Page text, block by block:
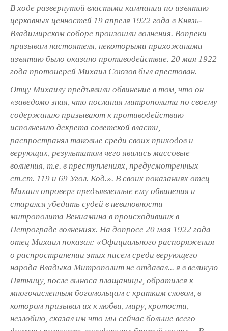
В ходе развернутой властями кампании по изъятию
церковных ценностей 19 апреля 1922 года в Князь-
Владимирском соборе произошли волнения. Вопреки
призывам настоятеля, некоторыми прихожанами
изъятию было оказано противодействие. 20 мая 1922
года протоиерей Михаил Союзов был арестован.
Отцу Михаилу предъявили обвинение в том, что он
«заведомо зная, что послания митрополита по своему
содержанию призывают к противодействию
исполнению декрета советской власти,
распространял таковые среди своих приходов и
верующих, результатом чего явились массовые
волнения, т.е. в преступлениях, предусмотренных
ст.ст. 119 и 69 Угол. Код.». В своих показаниях отец
Михаил опроверг предъявленные ему обвинения и
старался убедить судей в невиновности
митрополита Вениамина в происходивших в
Петрограде волнениях. На допросе 20 мая 1922 года
отец Михаил показал: «Официального распоряжения
о распространении этих писем среди верующего
народа Владыка Митрополит не отдавал... я в великую
Пятницу, после выноса плащаницы, обратился к
многочисленным богомольцам с кратким словом, в
котором призывал их к любви, миру, кротости,
незлобию, сказал им что мы сейчас больше всего